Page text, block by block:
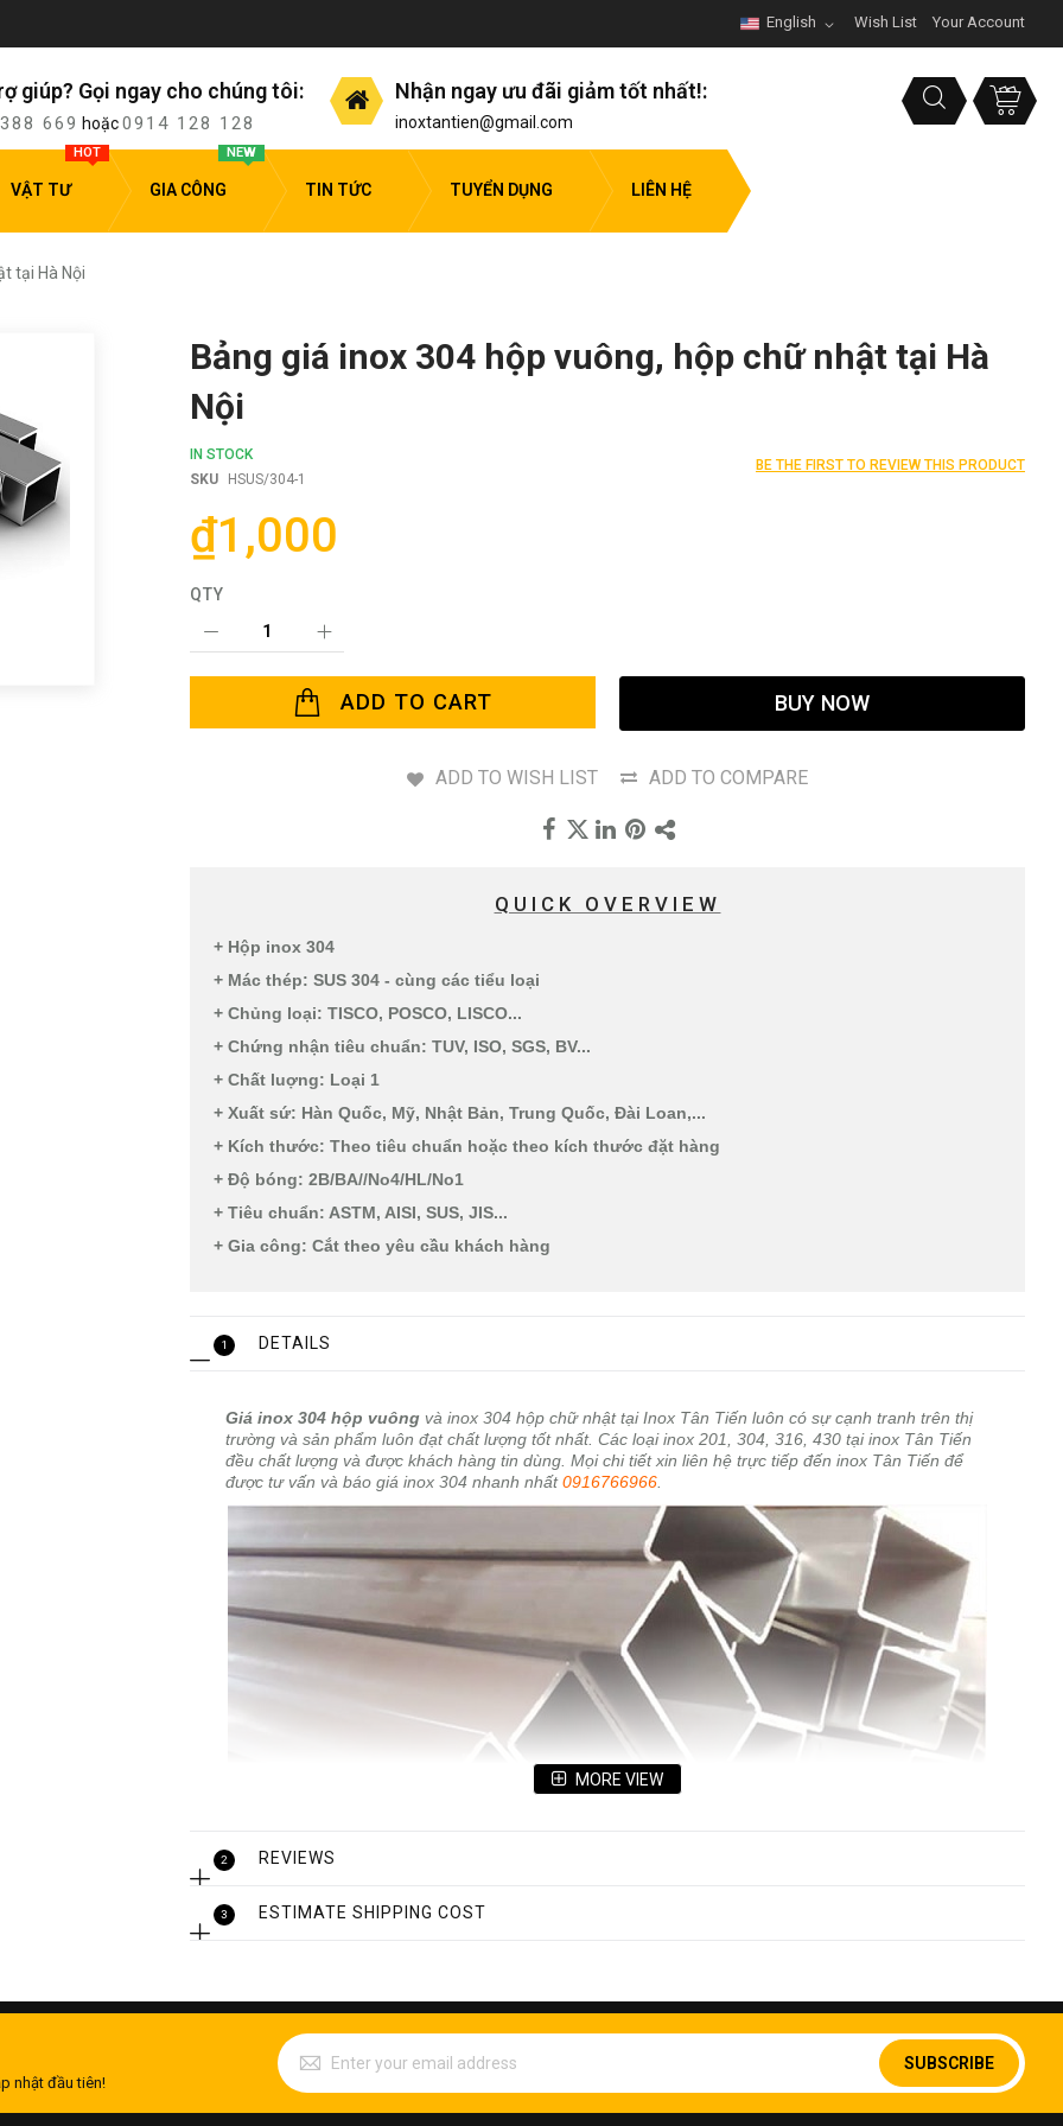
Wish List Your Account
English
giúp? Gọi ngay cho chúng tôi:
669 hoặc0914 128 128
Nhận ngay ưu đãi giảm tốt nhất!:
inoxtantien@gmail.com
VẬT TƯ
HOT
GIA CÔNG
NEW
TIN TỨC TUYỂN DỤNG LIÊN HỆ
tại Hà Nội
Bảng giá inox 304 hộp vuông, hộp chữ nhật tại Hà
Nội
IN STOCK
SKU
HSUS/304-1
BE THE FIRST TO REVIEW THIS PRODUCT
₫1,000
QTY
ADD TO CART BUY NOW
ADD TO WISH LIST ADD TO COMPARE
QUICK OVERVIEW
+ Hộp inox 304
+ Mác thép: SUS 304 - cùng các tiểu loại
+ Chủng loại: TISCO, POSCO, LISCO...
+ Chứng nhận tiêu chuẩn: TUV, ISO, SGS, BV...
+ Chất luợng: Loại 1
+ Xuất sứ: Hàn Quốc, Mỹ, Nhật Bản, Trung Quốc, Đài Loan,...
+ Kích thước: Theo tiêu chuẩn hoặc theo kích thước đặt hàng
+ Độ bóng: 2B/BA//No4/HL/No1
+ Tiêu chuẩn: ASTM, AISI, SUS, JIS...
+ Gia công: Cắt theo yêu cầu khách hàng
1 DETAILS
Giá inox 304 hộp vuông và inox 304 hộp chữ nhật tại Inox Tân Tiến luôn có sự cạnh tranh trên thị
trường và sản phẩm luôn đạt chất lượng tốt nhất. Các loại inox 201, 304, 316, 430 tại inox Tân Tiến
đều chất lượng và được khách hàng tin dùng. Mọi chi tiết xin liên hệ trực tiếp đến inox Tân Tiến để
được tư vấn và báo giá inox 304 nhanh nhất0916766966.
MORE VIEW
2 REVIEWS
3 ESTIMATE SHIPPING COST
nhật đầu tiên!
SUBSCRIBE